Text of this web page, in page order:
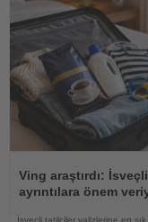
Oku
Ving araştırdı:
ayrıntılara önem
İsveçli tatilciler valizlerine en